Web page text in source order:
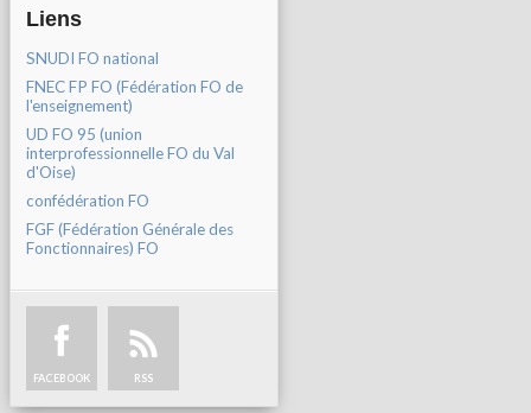
Liens
SNUDI FO national
FNEC FP FO (Fédération FO de
l'enseignement)
UD FO 95 (union
interprofessionnelle FO du Val
d'Oise)
confédération FO
FGF (Fédération Générale des
Fonctionnaires) FO
FACEBOOK RSS